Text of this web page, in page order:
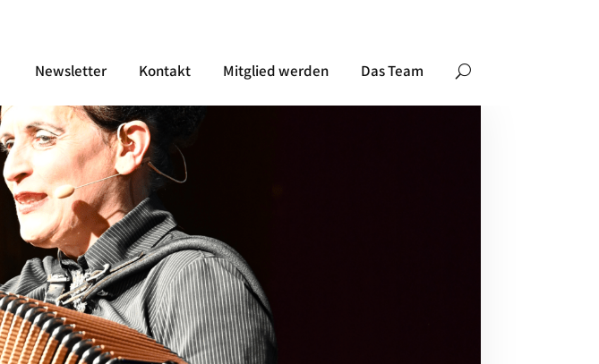
Newsletter Kontakt Mitglied werden Das Team